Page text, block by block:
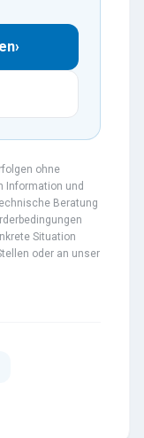
›
ohne
Information und
Beratung
Situation
oder an unser